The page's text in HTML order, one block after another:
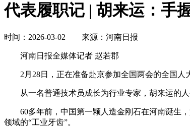
代表履职记 | 胡来运：手
时间：2026-03-02 来源：河南日报
河南日报全媒体记者 赵若郡
2月28日，正在准备赴京参加全国两会的全国人
从一名普通技术员成长为行业专家，胡来运的人
60多年前，中国第一颗人造金刚石在河南诞生，
领域的“工业牙齿”。